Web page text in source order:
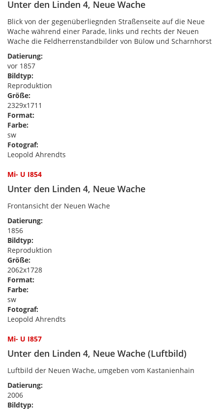
Unter den Linden 4, Neue Wache
Blick von der gegenüberliegnden Straßenseite auf die Neue
Wache während einer Parade, links und rechts der Neuen
Wache die Feldherrenstandbilder von Bülow und Scharnhorst
Datierung:
vor 1857
Bildtyp:
Reproduktion
Größe:
2329x1711
Format:
Farbe:
sw
Fotograf:
Leopold Ahrendts
Mi- U I854
Unter den Linden 4, Neue Wache
Frontansicht der Neuen Wache
Datierung:
1856
Bildtyp:
Reproduktion
Größe:
2062x1728
Format:
Farbe:
sw
Fotograf:
Leopold Ahrendts
Mi- U I857
Unter den Linden 4, Neue Wache (Luftbild)
Luftbild der Neuen Wache, umgeben vom Kastanienhain
Datierung:
2006
Bildtyp: